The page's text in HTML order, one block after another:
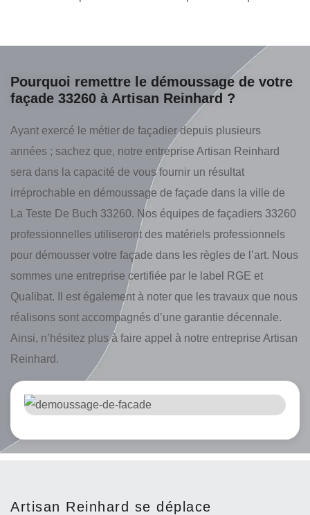
Pourquoi remettre le démoussage de votre
façade 33260 à Artisan Reinhard ?
Ayant exercé le métier de façadier depuis plusieurs
années ; sachez que, notre entreprise Artisan Reinhard
sera dans la capacité de vous fournir un résultat
irréprochable en démoussage de façade dans la ville de
La Teste De Buch 33260. Nos équipes de façadiers 33260
professionnelles utiliseront des matériels professionnels
pour démousser votre façade dans les règles de l’art. Nous
sommes une entreprise certifiée par le label RGE et
Qualibat. Il est également à noter que les travaux que nous
réalisons sont accompagnés d’une garantie décennale.
Ainsi, n’hésitez plus à faire appel à notre entreprise Artisan
Reinhard.
Artisan Reinhard se déplace